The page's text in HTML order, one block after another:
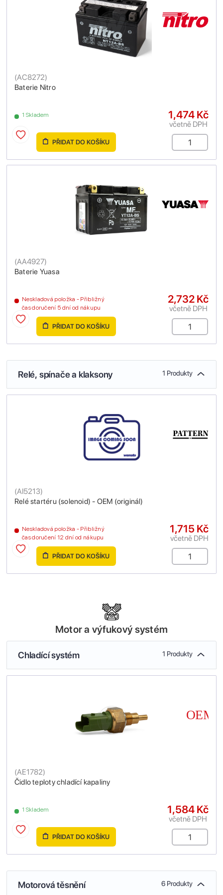
Baterie Nitro
(AC8272)
1 Skladem 1,474 Kč
včetně DPH
PŘIDAT DO KOŠÍKU
Baterie Yuasa
(AA4927)
Neskladová položka - Přibližný
čas doručení 5 dní od nákupu
2,732 Kč
včetně DPH
PŘIDAT DO KOŠÍKU
Relé, spínače a klaksony 1 Produkty
Relé startéru (solenoid) - OEM (originál)
(AI5213)
Neskladová položka - Přibližný
čas doručení 12 dní od nákupu
1,715 Kč
včetně DPH
PŘIDAT DO KOŠÍKU
Motor a výfukový systém
Chladící systém 1 Produkty
Čidlo teploty chladící kapaliny
(AE1782)
1 Skladem 1,584 Kč
včetně DPH
PŘIDAT DO KOŠÍKU
Motorová těsnění 6 Produkty